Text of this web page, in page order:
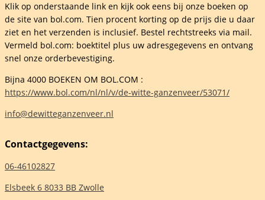
Klik op onderstaande link en kijk ook eens bij onze boeken op
de site van bol.com. Tien procent korting op de prijs die u daar
ziet en het verzenden is inclusief. Bestel rechtstreeks via mail.
Vermeld bol.com: boektitel plus uw adresgegevens en ontvang
snel onze orderbevestiging.
Bijna 4000 BOEKEN OM BOL.COM :
https://www.bol.com/nl/nl/v/de-witte-ganzenveer/53071/
info@dewitteganzenveer.nl
Contactgegevens:
06-46102827
Elsbeek 6 8033 BB Zwolle